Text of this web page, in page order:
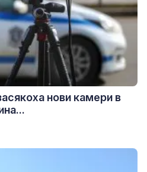
нови камери в